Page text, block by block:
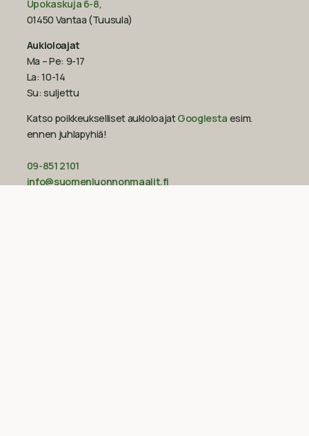
Upokaskuja 6-8,
01450 Vantaa (Tuusula)
Aukioloajat
Ma – Pe: 9-17
La: 10-14
Su: suljettu
Katso poikkeukselliset aukioloajatGooglesta esim.
ennen juhlapyhiä!‍
09-851 2101
info@suomenluonnonmaalit.fi